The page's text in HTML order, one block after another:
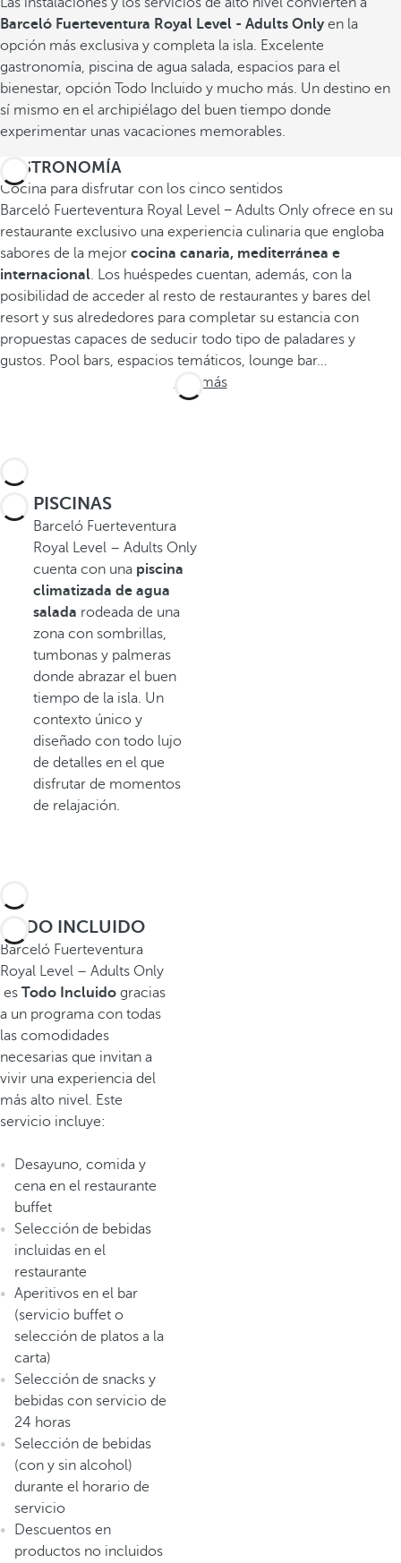
Barceló Fuerteventura Royal Level - Adults Only en la
opción más exclusiva y completa la isla. Excelente
gastronomía, piscina de agua salada, espacios para el
bienestar, opción Todo Incluido y mucho más. Un destino en
sí mismo en el archipiélago del buen tiempo donde
experimentar unas vacaciones memorables.
GASTRONOMÍA
Cocina para disfrutar con los cinco sentidos
Barceló Fuerteventura Royal Level − Adults Only ofrece en su
restaurante exclusivo una experiencia culinaria que engloba
sabores de la mejor cocina canaria, mediterránea e
internacional. Los huéspedes cuentan, además, con la
posibilidad de acceder al resto de restaurantes y bares del
resort y sus alrededores para completar su estancia con
propuestas capaces de seducir todo tipo de paladares y
gustos. Pool bars, espacios temáticos, lounge bar…
Ver más
PISCINAS
Barceló Fuerteventura
Royal Level – Adults Only
cuenta con una piscina
climatizada de agua
salada rodeada de una
zona con sombrillas,
tumbonas y palmeras
donde abrazar el buen
tiempo de la isla. Un
contexto único y
diseñado con todo lujo
de detalles en el que
disfrutar de momentos
de relajación.
TODO INCLUIDO
Barceló Fuerteventura
Royal Level – Adults Only
es Todo Incluido gracias
a un programa con todas
las comodidades
necesarias que invitan a
vivir una experiencia del
más alto nivel. Este
servicio incluye:
Desayuno, comida y
cena en el restaurante
buffet
Selección de bebidas
incluidas en el
restaurante
Aperitivos en el bar
(servicio buffet o
selección de platos a la
carta)
Selección de snacks y
bebidas con servicio de
24 horas
Selección de bebidas
(con y sin alcohol)
durante el horario de
servicio
Descuentos en
productos no incluidos